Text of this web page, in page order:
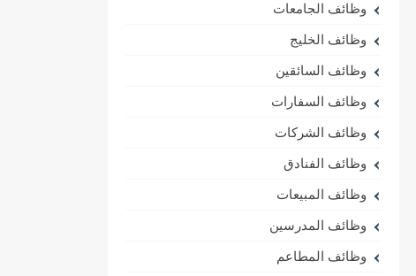
وظائف الجامعات
وظائف الخليج
وظائف السائقين
وظائف السفارات
وظائف الشركات
وظائف الفنادق
وظائف المبيعات
وظائف المدرسين
وظائف المطاعم